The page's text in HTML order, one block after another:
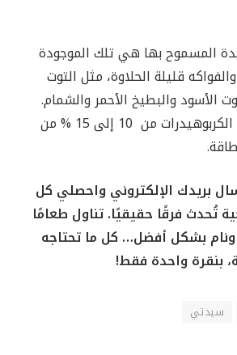
المسموح بها هي تلك الموجودة
قليلة الحلاوة، مثل التوت
الأسود والبطيخ الأحمر والشمام.
يجب ألا تتجاوز نسبة الكربوهيدرات من 10 إلى 15 % من
بريدك الإلكتروني واحصلي كل
تُحدث فرقًا حقيقيًا. تناول طعامًا
ونام بشكل أفضل… كل ما تحتاجه
بنقرة واحدة فقط!
سيدتي